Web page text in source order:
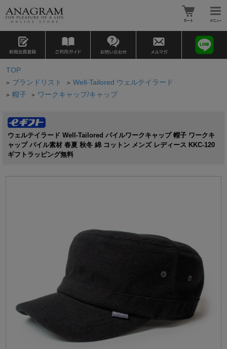
TOP
> ブランドリスト > Well-Tailored ウェルテイラード
> 帽子 > ワークキャップ/キャップ
ウェルテイラード Well-Tailored パイルワークキャップ 帽子 ワークキ
ャップ パイル素材 春夏 秋冬 綿 コットン メンズ レディース KKC-120
ギフトラッピング無料